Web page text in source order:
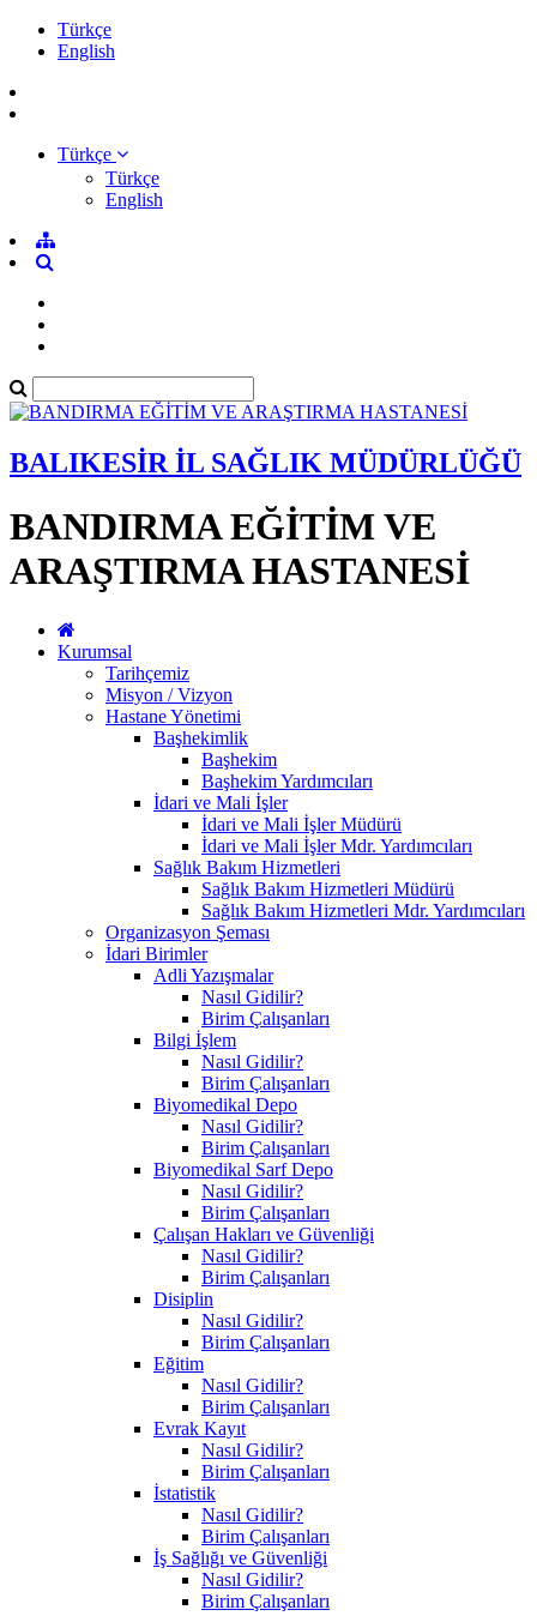
Türkçe
English
Türkçe
Türkçe
English
BALIKESİR İL SAĞLIK MÜDÜRLÜĞÜ
BANDIRMA EĞİTİM VE
ARAŞTIRMA HASTANESİ
Kurumsal
Tarihçemiz
Misyon / Vizyon
Hastane Yönetimi
Başhekimlik
Başhekim
Başhekim Yardımcıları
İdari ve Mali İşler
İdari ve Mali İşler Müdürü
İdari ve Mali İşler Mdr. Yardımcıları
Sağlık Bakım Hizmetleri
Sağlık Bakım Hizmetleri Müdürü
Sağlık Bakım Hizmetleri Mdr. Yardımcıları
Organizasyon Şeması
İdari Birimler
Adli Yazışmalar
Nasıl Gidilir?
Birim Çalışanları
Bilgi İşlem
Nasıl Gidilir?
Birim Çalışanları
Biyomedikal Depo
Nasıl Gidilir?
Birim Çalışanları
Biyomedikal Sarf Depo
Nasıl Gidilir?
Birim Çalışanları
Çalışan Hakları ve Güvenliği
Nasıl Gidilir?
Birim Çalışanları
Disiplin
Nasıl Gidilir?
Birim Çalışanları
Eğitim
Nasıl Gidilir?
Birim Çalışanları
Evrak Kayıt
Nasıl Gidilir?
Birim Çalışanları
İstatistik
Nasıl Gidilir?
Birim Çalışanları
İş Sağlığı ve Güvenliği
Nasıl Gidilir?
Birim Çalışanları